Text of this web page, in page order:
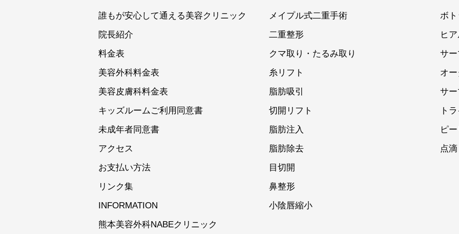
誰もが安心して通える美容クリニック
院長紹介
料金表
美容外科料金表
美容皮膚科料金表
キッズルームご利用同意書
未成年者同意書
アクセス
お支払い方法
リンク集
INFORMATION
熊本美容外科NABEクリニック
メイプル式二重手術
二重整形
クマ取り・たるみ取り
糸リフト
脂肪吸引
切開リフト
脂肪注入
脂肪除去
目切開
鼻整形
小陰唇縮小
ボト
ヒ
サ
オ
サ
ト
ピ
点滴